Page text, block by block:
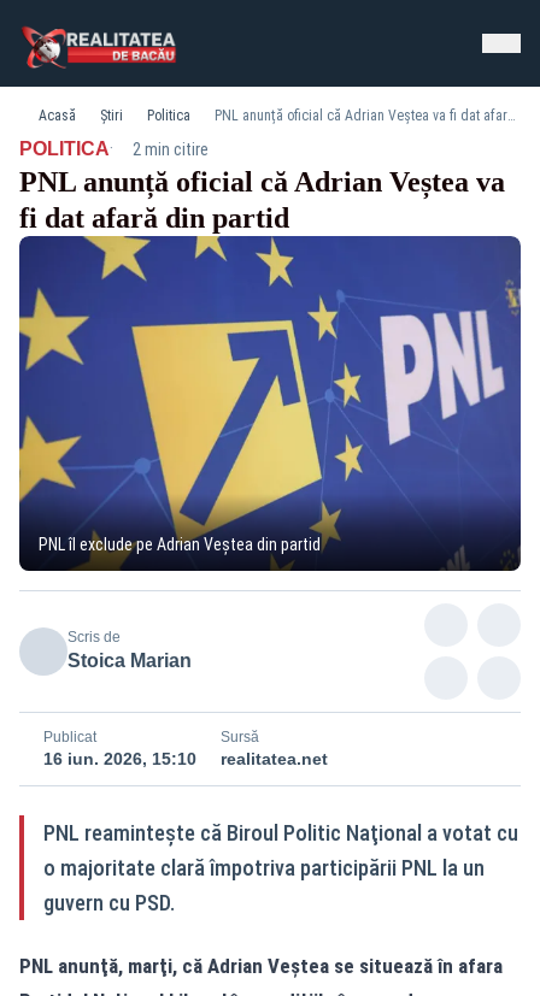
Acasă Știri Politica PNL anunță oficial că Adrian Veștea va fi dat afară din partid
POLITICA· 2 min citire
PNL anunță oficial că Adrian Veștea va
fi dat afară din partid
PNL îl exclude pe Adrian Veștea din partid
Scris de
Stoica Marian
Publicat
16 iun. 2026, 15:10
Sursă
realitatea.net
PNL reaminteşte că Biroul Politic Naţional a votat cu
o majoritate clară împotriva participării PNL la un
guvern cu PSD.
PNL anunţă, marţi, că Adrian Veştea se situează în afara